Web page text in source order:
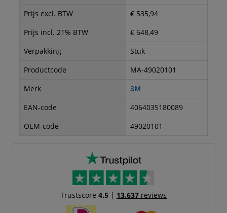
Prijs excl. BTW
€ 535,94
Prijs incl. 21% BTW
€ 648,49
Verpakking
Stuk
Productcode
MA-49020101
Merk
3M
EAN-code
4064035180089
OEM-code
49020101
Trustscore 4.5| 13.637reviews